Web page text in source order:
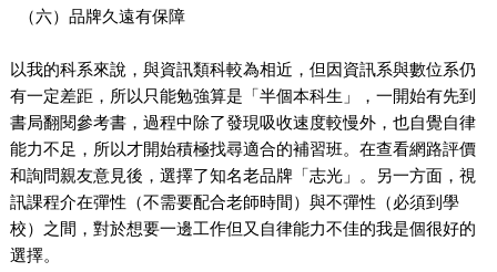
（六）品牌久遠有保障
以我的科系來說，與資訊類科較為相近，但因資訊系與數位系仍
有一定差距，所以只能勉強算是「半個本科生」，一開始有先到
書局翻閱參考書，過程中除了發現吸收速度較慢外，也自覺自律
能力不足，所以才開始積極找尋適合的補習班。在查看網路評價
和詢問親友意見後，選擇了知名老品牌「志光」。另一方面，視
訊課程介在彈性（不需要配合老師時間）與不彈性（必須到學
校）之間，對於想要一邊工作但又自律能力不佳的我是個很好的
選擇。